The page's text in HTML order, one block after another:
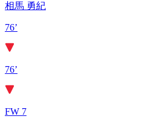
相馬 勇紀
76’
76’
FW 7